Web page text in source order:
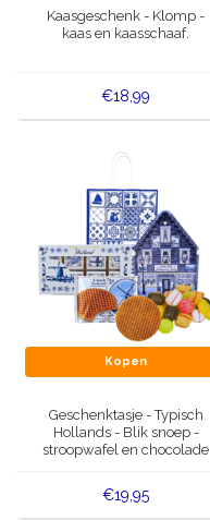
Kaasgeschenk - Klomp -
kaas en kaasschaaf.
€18,99
Kopen
Geschenktasje - Typisch
Hollands - Blik snoep -
stroopwafel en chocolade
€19,95